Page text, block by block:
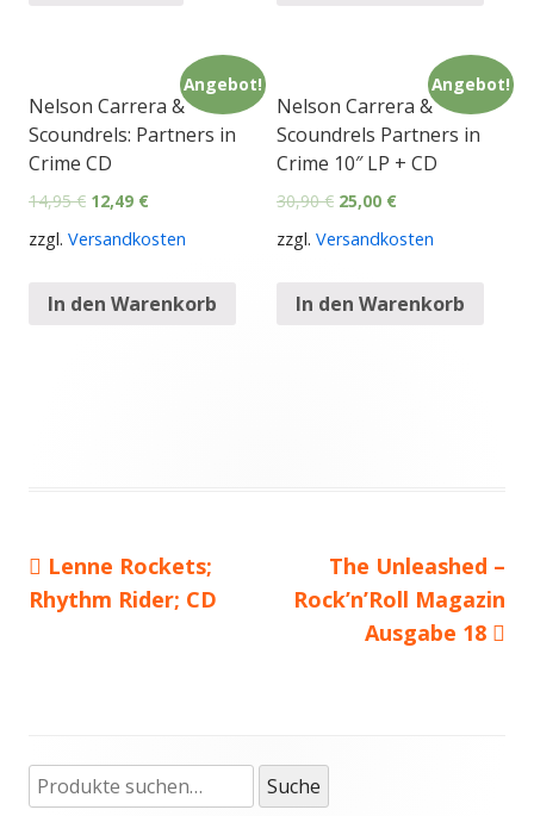
Angebot!
Nelson Carrera &
Scoundrels: Partners in
Crime CD
14,95€ 12,49 €
zzgl. Versandkosten
In den Warenkorb
Angebot!
Nelson Carrera &
Scoundrels Partners in
Crime 10″ LP + CD
30,90€ 25,00 €
zzgl. Versandkosten
In den Warenkorb
Beitragsnavigation
Vorheriger
Beitrag:
Lenne Rockets;
Rhythm Rider; CD
Nächster
Beitrag
The Unleashed –
Rock’n’Roll Magazin
Ausgabe 18
Haupt-
Suche
Suche